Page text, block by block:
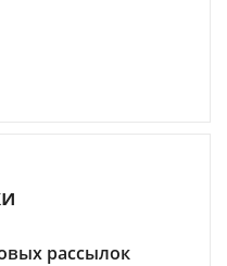
рассылок